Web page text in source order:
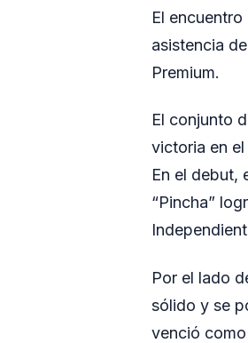
El
asistencia
Premium.
El conjunto
victoria en
En el debut,
“Pincha”
Por el lado
sólido y se
venció